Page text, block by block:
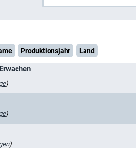
Produktionsjahr Land
)
)
)